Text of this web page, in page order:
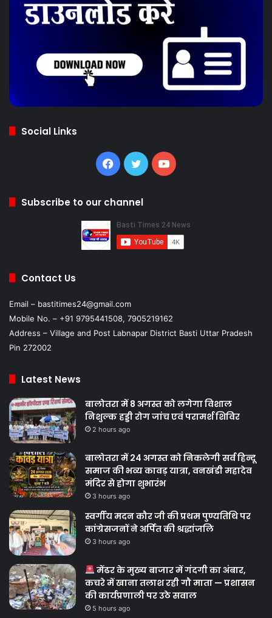
Social Links
Facebook
TwitterYouTube
Subscribe to our channel
Contact Us
Email – bastitimes24@gmail.com
Mobile No. – +91 9795441508, 7905219162
Address – Village and Post Labnapar District Basti Uttar Pradesh
Pin 272002
Latest News
बालोतरा में 8 अगस्त को लगेगा विशाल
निशुल्क हड्डी रोग जांच एवं परामर्श शिविर
2 hours ago
बालोतरा में 24 अगस्त को निकलेगी सर्व हिन्दू
समाज की भव्य कावड़ यात्रा, वनखंडी महादेव
मंदिर से होगा शुभारंभ
3 hours ago
स्वर्गीय मदन कौर जी की प्रथम पुण्यतिथि पर
कांग्रेसजनों ने अर्पित की श्रद्धांजलि
3 hours ago
मेंढर के मुख्य बाजार में गंदगी का अंबार,
कचरे में खाना तलाश रही गौ माता — प्रशासन
की कार्यप्रणाली पर उठे सवाल
5 hours ago